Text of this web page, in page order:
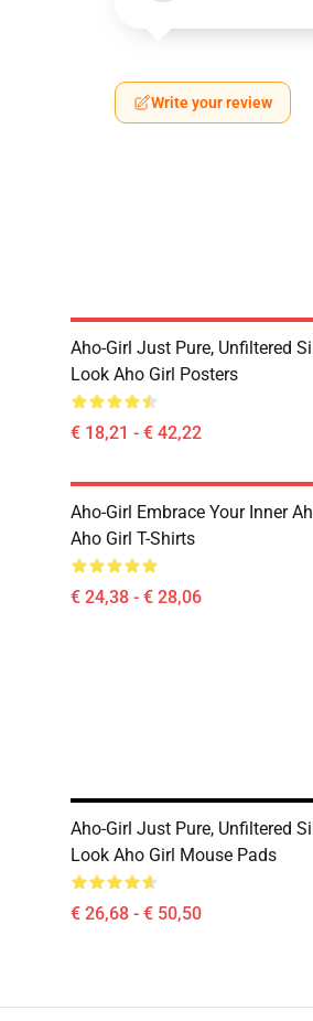
Write your review
Aho-Girl Just Pure, Unfiltered
Look Aho Girl Posters
€ 18,21 - € 42,22
Aho-Girl Embrace Your Inner
Aho Girl T-Shirts
€ 24,38 - € 28,06
Aho-Girl Just Pure, Unfiltered
Look Aho Girl Mouse Pads
€ 26,68 - € 50,50